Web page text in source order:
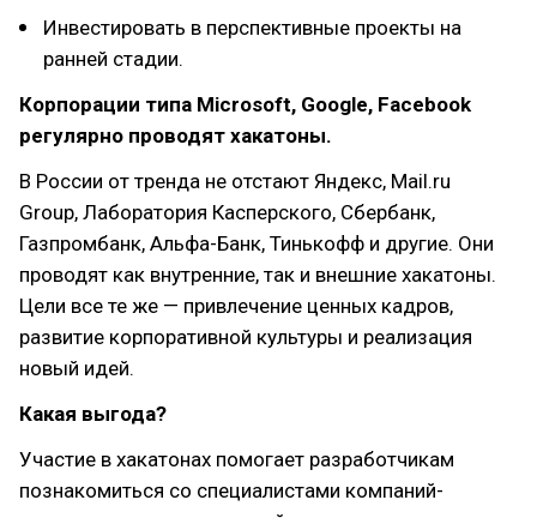
Инвестировать в перспективные проекты на
ранней стадии.
Корпорации типа Microsoft, Google, Facebook
регулярно проводят хакатоны.
В России от тренда не отстают Яндекс, Mail.ru
Group, Лаборатория Касперского, Сбербанк,
Газпромбанк, Альфа-Банк, Тинькофф и другие. Они
проводят как внутренние, так и внешние хакатоны.
Цели все те же — привлечение ценных кадров,
развитие корпоративной культуры и реализация
новый идей.
Какая выгода?
Участие в хакатонах помогает разработчикам
познакомиться со специалистами компаний-